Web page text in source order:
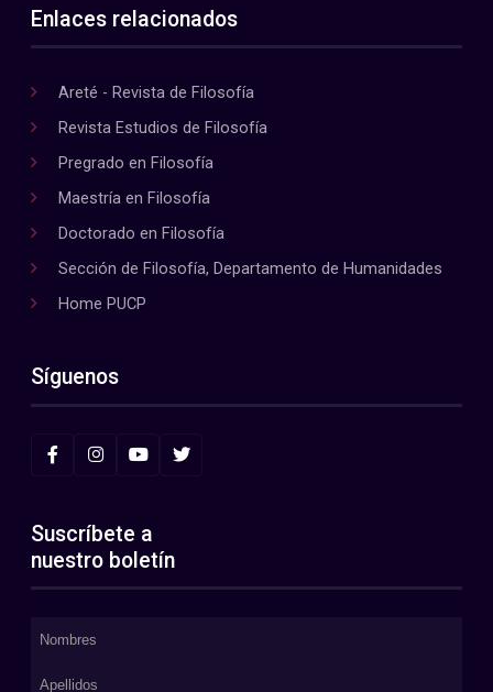
Enlaces relacionados
Areté - Revista de Filosofía
Revista Estudios de Filosofía
Pregrado en Filosofía
Maestría en Filosofía
Doctorado en Filosofía
Sección de Filosofía, Departamento de Humanidades
Home PUCP
Síguenos
Suscríbete a
nuestro boletín